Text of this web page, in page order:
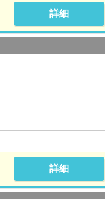
詳細
詳細